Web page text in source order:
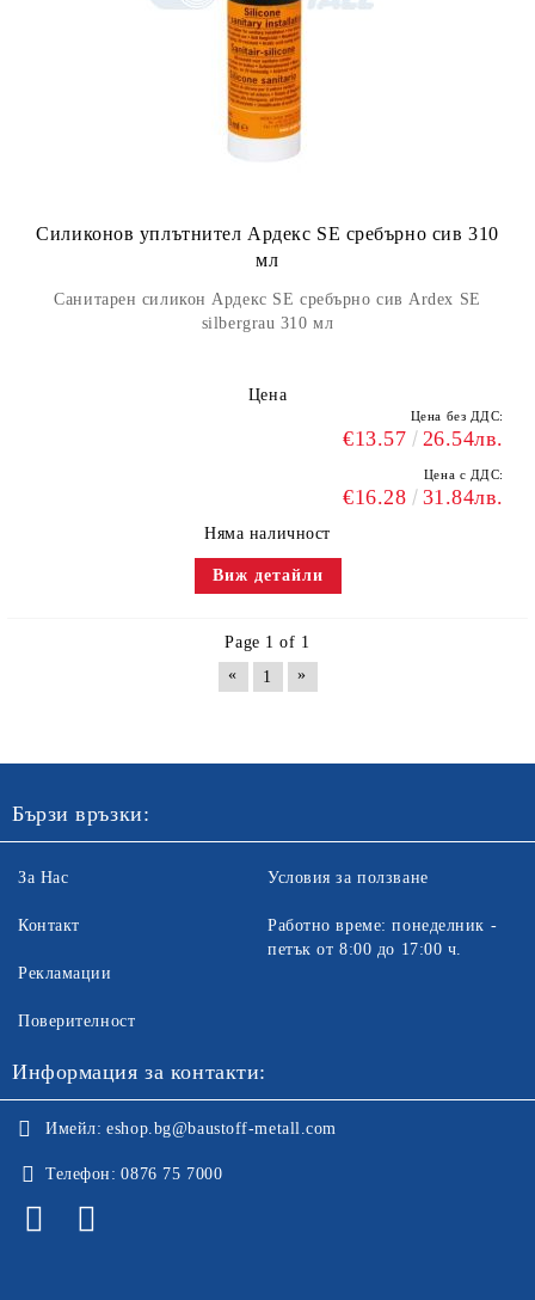
Силиконов уплътнител Ардекс SE сребърно сив 310
мл
Санитарен силикон Ардекс SE сребърно сив Ardex SE
silbergrau 310 мл
Цена
Цена без ДДС:
€13.57 26.54лв.
Цена с ДДС:
€16.28 31.84лв.
Няма наличност
Виж детайли
Page 1 of 1
«
1 »
Бързи връзки:
За Нас
Контакт
Рекламации
Поверителност
Условия за ползване
Работно време: понеделник -
петък от 8:00 до 17:00 ч.
Информация за контакти:
Имейл: eshop.bg@baustoff-metall.com
Телефон: 0876 75 7000